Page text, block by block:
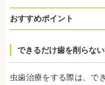
おすすめポイント
できるだけ歯を削らな
虫歯治療をする際は、で